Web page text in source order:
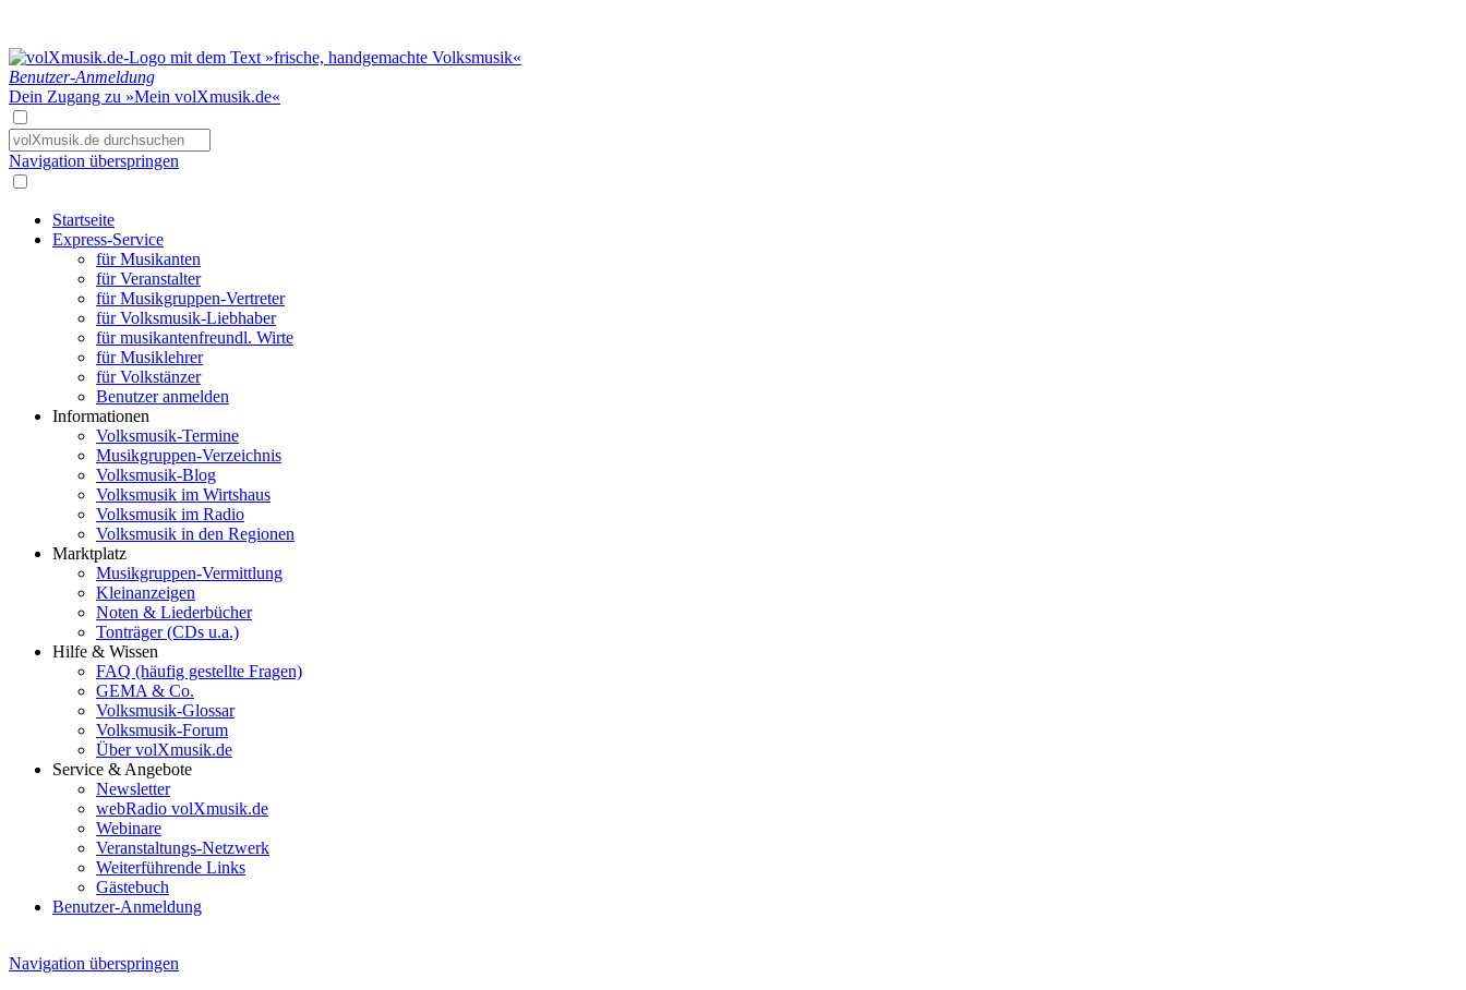
Benutzer-Anmeldung
Dein Zugang zu »Mein volXmusik.de«
Navigation überspringen
Startseite
Express-Service
für Musikanten
für Veranstalter
für Musikgruppen-Vertreter
für Volksmusik-Liebhaber
für musikantenfreundl. Wirte
für Musiklehrer
für Volkstänzer
Benutzer anmelden
Informationen
Volksmusik-Termine
Musikgruppen-Verzeichnis
Volksmusik-Blog
Volksmusik im Wirtshaus
Volksmusik im Radio
Volksmusik in den Regionen
Marktplatz
Musikgruppen-Vermittlung
Kleinanzeigen
Noten & Liederbücher
Tonträger (CDs u.a.)
Hilfe & Wissen
FAQ (häufig gestellte Fragen)
GEMA & Co.
Volksmusik-Glossar
Volksmusik-Forum
Über volXmusik.de
Service & Angebote
Newsletter
webRadio volXmusik.de
Webinare
Veranstaltungs-Netzwerk
Weiterführende Links
Gästebuch
Benutzer-Anmeldung
Navigation überspringen